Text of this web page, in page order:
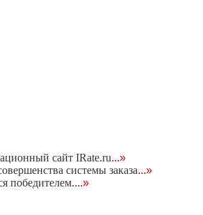
сайт IRate.ru...»
системы заказа...»
победителем....»